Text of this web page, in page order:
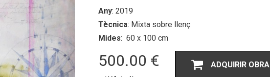
Any: 2019
Tècnica: Mixta sobre llenç
Mides: 60 x 100 cm
500.00 € ADQUIRIR OBRA